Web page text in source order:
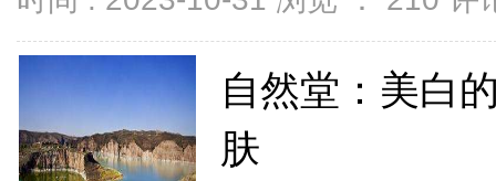
自然堂：美白
肤